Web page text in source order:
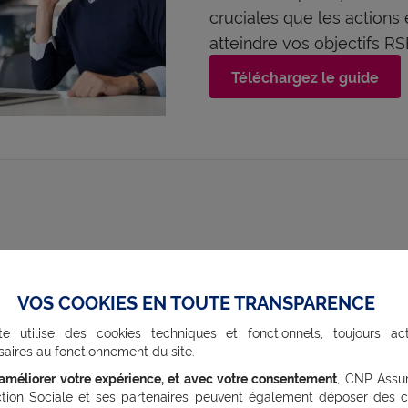
cruciales que les
atteindre vos objectifs
Téléchargez le guide
de travail : quelles
améliorer ?
les risques grâce au
VOS COOKIES EN TOUTE TRANSPARENCE
utilise des cookies techniques et fonctionnels, toujours
au fonctionnement du site.
votre expérience, et avec votre consentement , CNP
Sociale et ses partenaires peuvent également déposer des